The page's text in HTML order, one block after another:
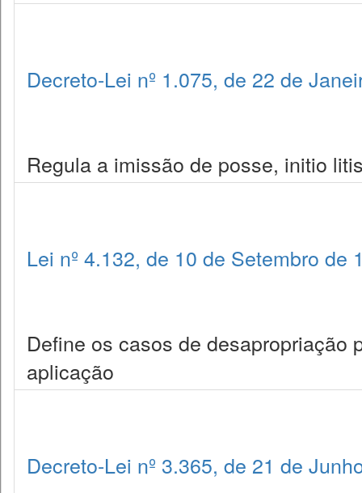
Decreto-Lei nº 1.075, de 22 de
Regula a imissão de posse, initio
Lei nº 4.132, de 10 de Setembro de
Define os casos de desapropriação
aplicação
Decreto-Lei nº 3.365, de 21 de